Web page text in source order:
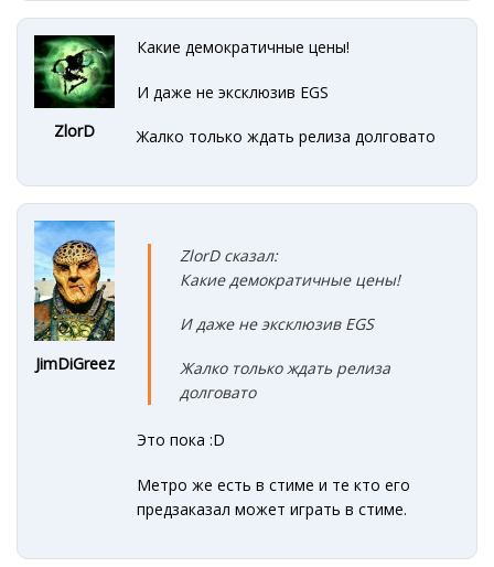
ZlorD
Какие демократичные цены!
И даже не эксклюзив EGS
Жалко только ждать релиза долговато
JimDiGreez
ZlorD сказал:
Какие демократичные цены!
И даже не эксклюзив EGS
Жалко только ждать релиза
долговато
Это пока:D
Метро же есть в стиме и те кто его
предзаказал может играть в стиме.